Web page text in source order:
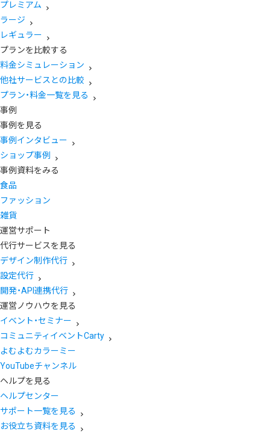
プレミアム
ラージ
レギュラー
プランを比較する
料金シミュレーション
他社サービスとの比較
プラン・料金一覧を見る
事例
事例を見る
事例インタビュー
ショップ事例
事例資料をみる
食品
ファッション
雑貨
運営サポート
代行サービスを見る
デザイン制作代行
設定代行
開発・API連携代行
運営ノウハウを見る
イベント・セミナー
コミュニティイベントCarty
よむよむカラーミー
YouTubeチャンネル
ヘルプを見る
ヘルプセンター
サポート一覧を見る
お役立ち資料を見る